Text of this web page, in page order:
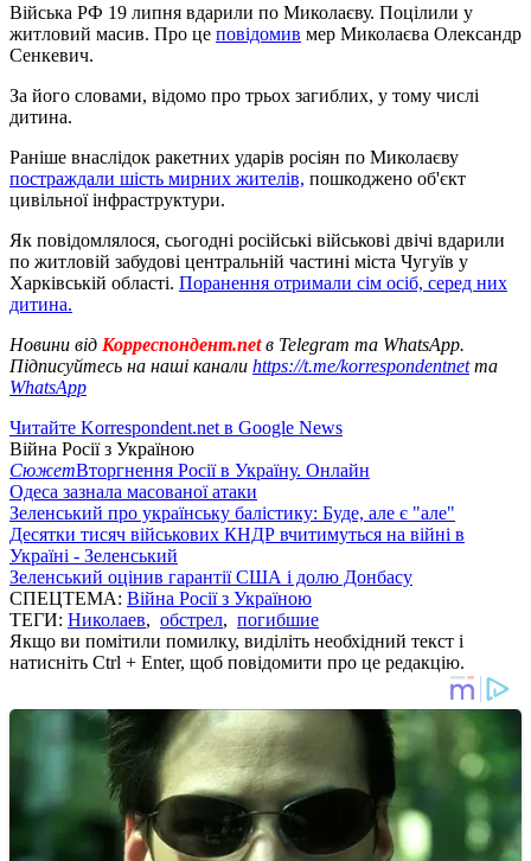
Війська РФ 19 липня вдарили по Миколаєву. Поцілили у
житловий масив. Про це повідомив мер Миколаєва Олександр
Сенкевич.
За його словами, відомо про трьох загиблих, у тому числі
дитина.
Раніше внаслідок ракетних ударів росіян по Миколаєву
постраждали шість мирних жителів, пошкоджено об'єкт
цивільної інфраструктури.
Як повідомлялося, сьогодні російські військові двічі вдарили
по житловій забудові центральній частині міста Чугуїв у
Харківській області. Поранення отримали сім осіб, серед них
дитина.
Новини від Корреспондент.netв Telegram та WhatsApp.
Підписуйтесь на наші канали https://t.me/korrespondentnetта
WhatsApp
Читайте Korrespondent.net в Google News
Війна Росії з Україною
СюжетВторгнення Росії в Україну. Онлайн
Одеса зазнала масованої атаки
Зеленський про українську балістику: Буде, але є "але"
Десятки тисяч військових КНДР вчитимуться на війні в
Україні - Зеленський
Зеленський оцінив гарантії США і долю Донбасу
СПЕЦТЕМА: Війна Росії з Україною
ТЕГИ: Николаев, обстрел, погибшие
Якщо ви помітили помилку, виділіть необхідний текст і
натисніть Ctrl + Enter, щоб повідомити про це редакцію.